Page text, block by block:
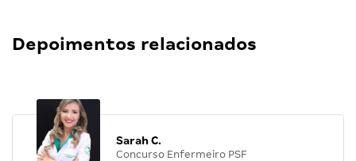
Depoimentos relacionados
Sarah C.
Concurso Enfermeiro PSF